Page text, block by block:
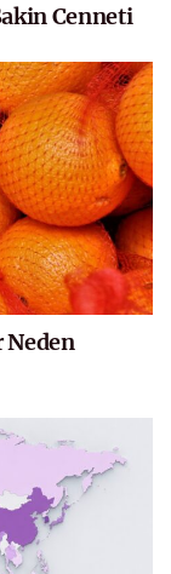
Cenneti